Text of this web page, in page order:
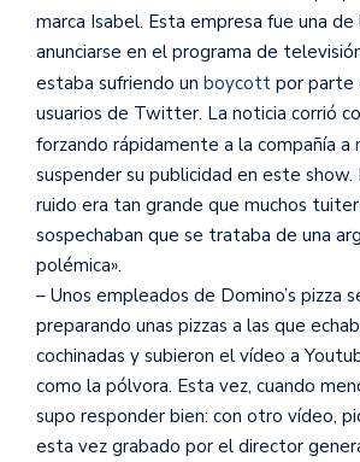
marca Isabel. Esta empresa fue una de
anunciarse en el programa de
estaba sufriendo un boycott por parte
usuarios de Twitter. La noticia corrió
forzando rápidamente a la compañía a
suspender su publicidad en este
ruido era tan grande que muchos
sospechaban que se trataba de una
polémica».
– Unos empleados de Domino’s pizza
preparando unas pizzas a las que
cochinadas y subieron el vídeo a
como la pólvora. Esta vez, cuando
supo responder bien: con otro vídeo,
esta vez grabado por el director